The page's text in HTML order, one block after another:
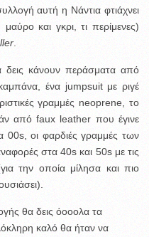
αυτή η Νάντια φτιάχνει
και γκρι, τι περίμενες)
δεις κάνουν περάσματα από
ένα jumpsuit με ριγέ
γραμμές neoprene, το
από faux leather που έγινε
00s, οι φαρδιές γραμμές των
στα 40s και 50s με τις
την οποία μίλησα και πιο
θα δεις όοοολα τα
καλό θα ήταν να